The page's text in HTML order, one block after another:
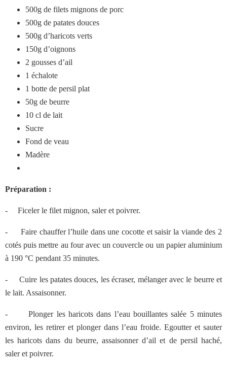
500g de filets mignons de porc
500g de patates douces
500g d’haricots verts
150g d’oignons
2 gousses d’ail
1 échalote
1 botte de persil plat
50g de beurre
10 cl de lait
Sucre
Fond de veau
Madère
Préparation :
- Ficeler le filet mignon, saler et poivrer.
-
Faire chauffer l’huile dans une cocotte et saisir la viande des 2
cotés puis mettre au four avec un couvercle ou un papier aluminium
à 190 °C pendant 35 minutes.
-
Cuire les patates douces, les écraser, mélanger avec le beurre et
le lait. Assaisonner.
-
Plonger les haricots dans l’eau bouillantes salée 5 minutes
environ, les retirer et plonger dans l’eau froide. Egoutter et sauter
les haricots dans du beurre, assaisonner d’ail et de persil haché,
saler et poivrer.